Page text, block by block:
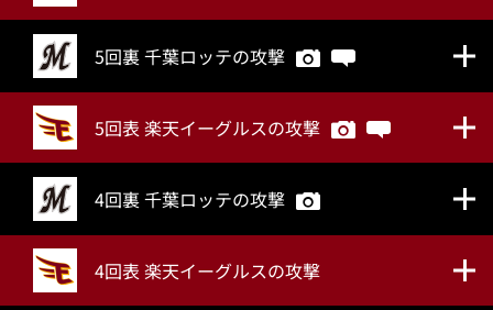
5回裏 千葉ロッテの攻撃
5回表 楽天イーグルスの攻撃
4回裏 千葉ロッテの攻撃
4回表 楽天イーグルスの攻撃